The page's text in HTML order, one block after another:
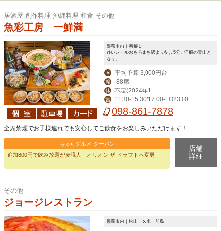
居酒屋 創作料理 沖縄料理 和食 その他
魚彩工房 一鮮満
那覇市内｜新都心
ゆいレールおもろまち駅より徒歩5分。洋服の青山と
なり。
￥ 平均予算 3,000円台
席 88席
休
不定(2024年12
月31日はお休み,202
5年1月1日はランチ
営 11:30-15:30/17:00-LO23:00
098-861-7878
全席禁煙でお子様連れでも安心してご飲食をお楽しみいただけます！
ちゅらグルメ クーポン
追加800円で飲み放題が麦職人→オリオン ザ ドラフトへ変更
店舗
詳細
その他
ジョージレストラン
那覇市内｜松山・久米・前島